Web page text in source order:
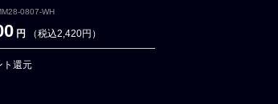
0807-WH
円 （税込2,420円）
ト還元